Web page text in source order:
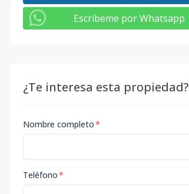
Escribeme por Whatsapp
¿Te interesa esta propiedad?
Nombre completo*
Teléfono*